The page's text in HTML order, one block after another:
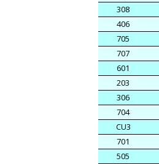
308
406
705
707
601
203
306
704
CU3
701
505